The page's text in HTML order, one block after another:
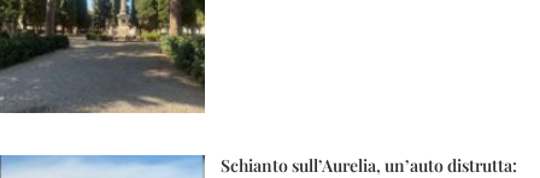
Schianto sull’Aurelia, un’auto distrutta: